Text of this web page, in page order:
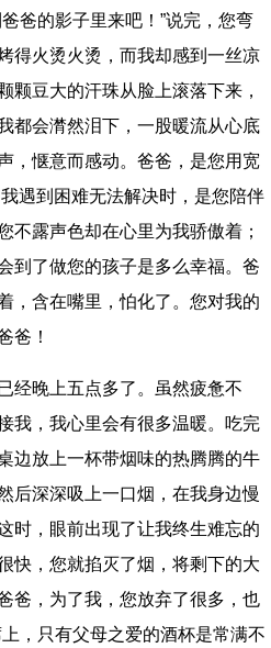
爸的影子里来吧！”说完，您弯
得火烫火烫，而我却感到一丝凉
颗豆大的汗珠从脸上滚落下来，
会潸然泪下，一股暖流从心底
，惬意而感动。爸爸，是您用宽
遇到困难无法解决时，是您陪伴
不露声色却在心里为我骄傲着；
到了做您的孩子是多么幸福。爸
，含在嘴里，怕化了。您对我的
爸！
晚上五点多了。虽然疲惫不
我，我心里会有很多温暖。吃完
边放上一杯带烟味的热腾腾的牛
后深深吸上一口烟，在我身边慢
时，眼前出现了让我终生难忘的
快，您就掐灭了烟，将剩下的大
爸，为了我，您放弃了很多，也
，只有父母之爱的酒杯是常满不